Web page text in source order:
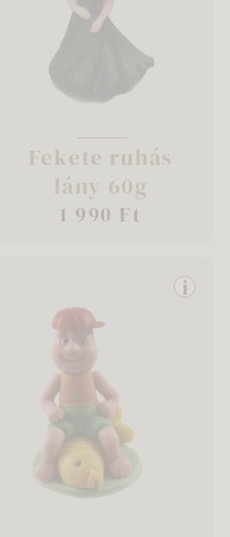
Fekete ruhás
lány 60g
1 990 Ft
i